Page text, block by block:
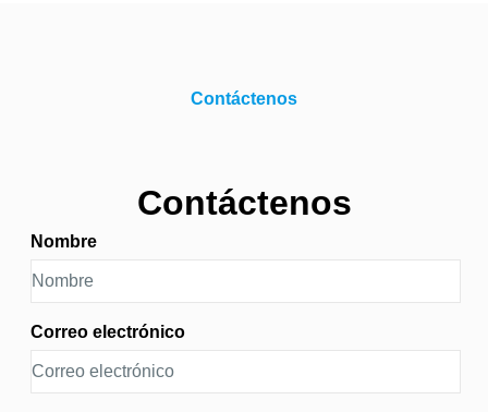
Contáctenos
Contáctenos
Nombre
Correo electrónico